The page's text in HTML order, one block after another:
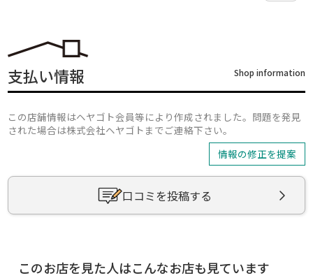
支払い情報 Shop information
この店舗情報はヘヤゴト会員等により作成されました。問題を発見
された場合は株式会社ヘヤゴトまでご連絡下さい。
情報の修正を提案
口コミを投稿する
このお店を見た人はこんなお店も見ています